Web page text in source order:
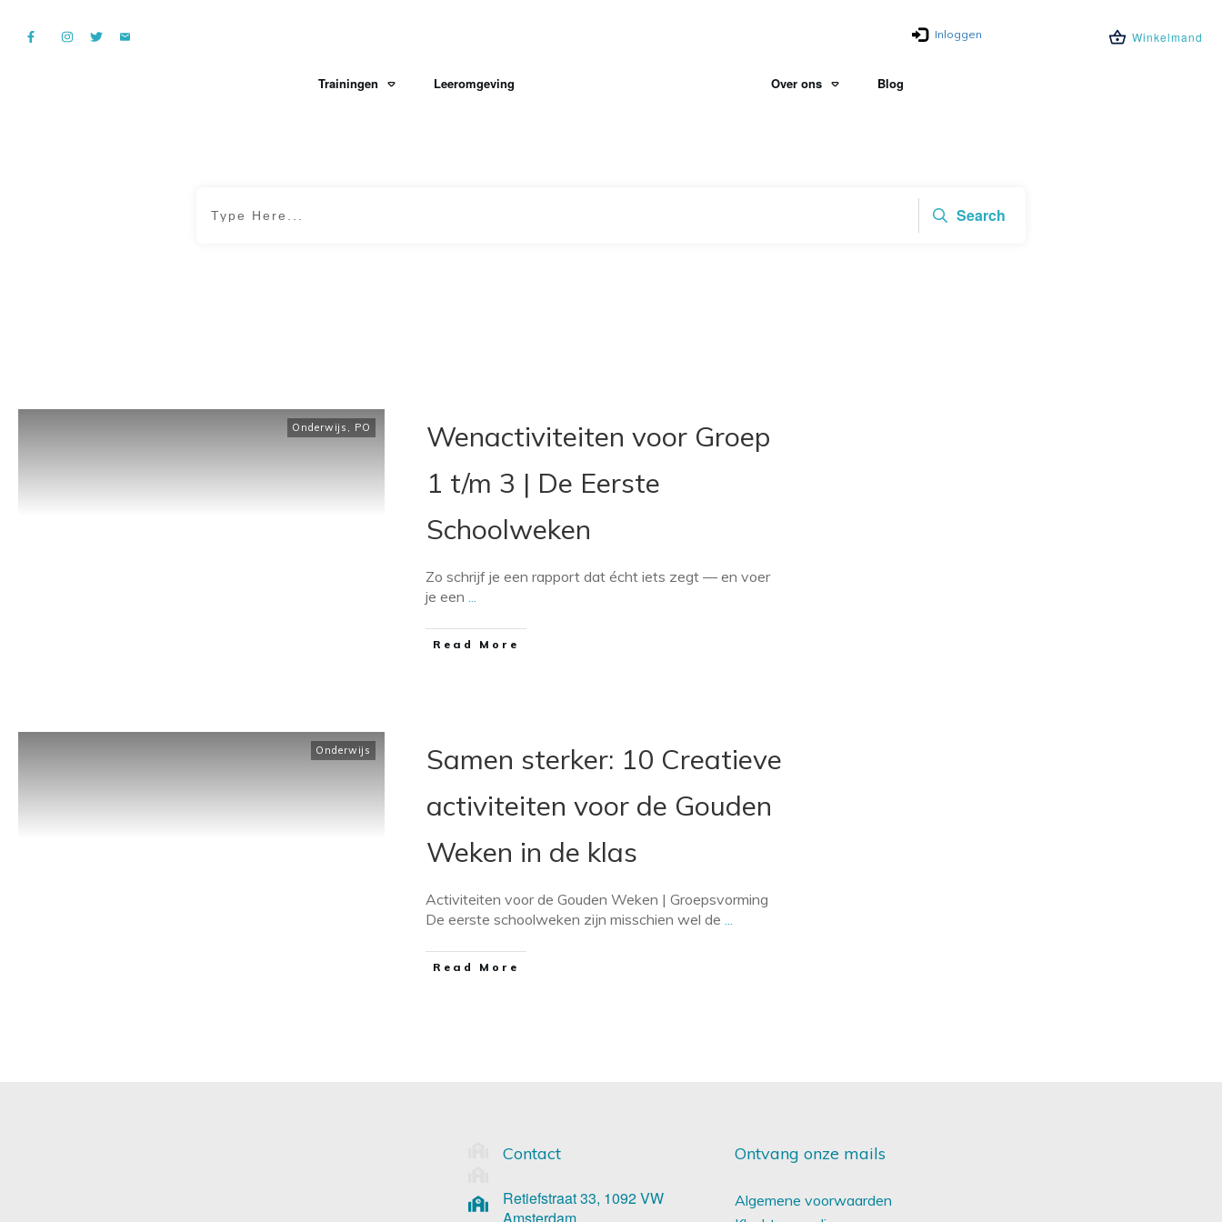
Inloggen Winkelmand
Trainingen Leeromgeving Over ons Blog
Search
Onderwijs , PO
Wenactiviteiten voor Groep
1 t/m 3 | De Eerste
Schoolweken
Zo schrijf je een rapport dat écht iets zegt — en voer
je een...
​Read More
Onderwijs
Samen sterker: 10 Creatieve
activiteiten voor de Gouden
Weken in de klas
Activiteiten voor de Gouden Weken | Groepsvorming
De eerste schoolweken zijn misschien wel de...
​Read More
Contact
Retiefstraat 33, 1092 VW
Ontvang onze mails
Algemene voorwaarden